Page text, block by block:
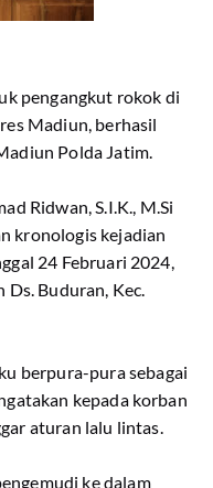
pengangkut rokok di
Madiun, berhasil
Polda Jatim.
Ridwan, S.I.K., M.Si
kronologis kejadian
24 Februari 2024,
Buduran, Kec.
berpura-pura sebagai
kepada korban
aturan lalu lintas.
ke dalam